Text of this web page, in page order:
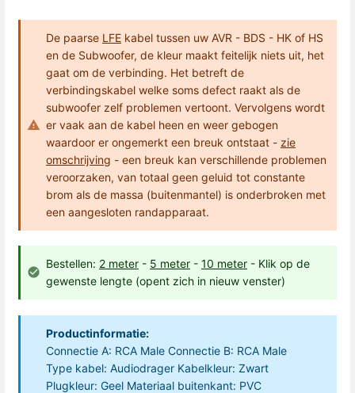
De paarse LFE kabel tussen uw AVR - BDS - HK of HS
en de Subwoofer, de kleur maakt feitelijk niets uit, het
gaat om de verbinding. Het betreft de
verbindingskabel welke soms defect raakt als de
subwoofer zelf problemen vertoont. Vervolgens wordt
er vaak aan de kabel heen en weer gebogen
waardoor er ongemerkt een breuk ontstaat - zie
omschrijving - een breuk kan verschillende problemen
veroorzaken, van totaal geen geluid tot constante
brom als de massa (buitenmantel) is onderbroken met
een aangesloten randapparaat.
Bestellen: 2 meter - 5 meter - 10 meter - Klik op de
gewenste lengte (opent zich in nieuw venster)
Productinformatie:
Connectie A: RCA Male Connectie B: RCA Male
Type kabel: Audiodrager Kabelkleur: Zwart
Plugkleur: Geel Materiaal buitenkant: PVC